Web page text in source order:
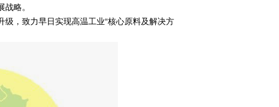
略。
，致力早日实现高温工业“核心原料及解决方